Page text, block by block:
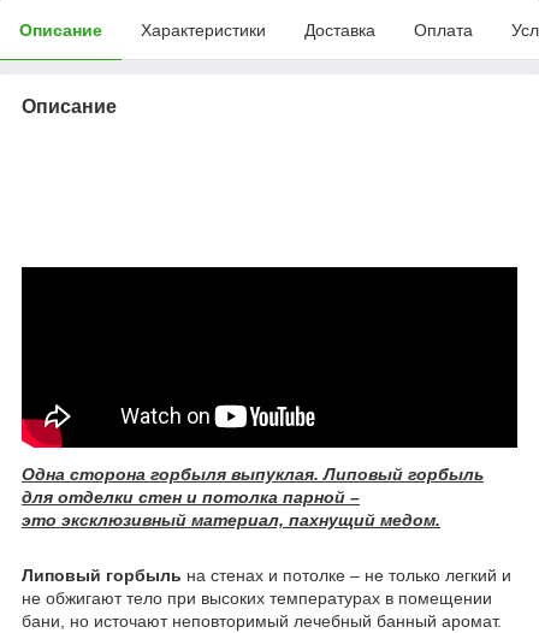
Описание Характеристики Доставка Оплата
Описание
Одна сторона горбыля выпуклая. Липовый горбыль
для отделки стен и потолка парной –
это эксклюзивный материал, пахнущий медом.
Липовый горбыль на стенах и потолке – не только легкий и
не обжигают тело при высоких температурах в помещении
бани, но источают неповторимый лечебный банный аромат.